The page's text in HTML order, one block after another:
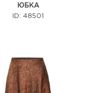
ЮБКА
ID: 48501